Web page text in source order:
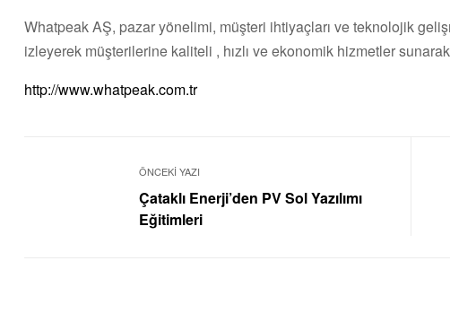
Whatpeak AŞ, pazar yönelimi, müşteri ihtiyaçları ve teknolojik
izleyerek müşterilerine kaliteli , hızlı ve ekonomik hizmetler
http://www.whatpeak.com.tr
ÖNCEKİ YAZI
Çataklı Enerji’den PV Sol Yazılımı
Eğitimleri